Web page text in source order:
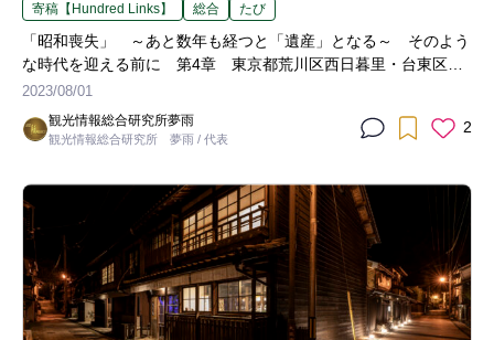
寄稿【Hundred Links】 総合 たび
「昭和喪失」 ～あと数年も経つと「遺産」となる～ そのよう
な時代を迎える前に 第4章 東京都荒川区西日暮里・台東区谷
中～夕やけだんだん～
2023/08/01
観光情報総合研究所夢雨
観光情報総合研究所 夢雨 / 代表
2